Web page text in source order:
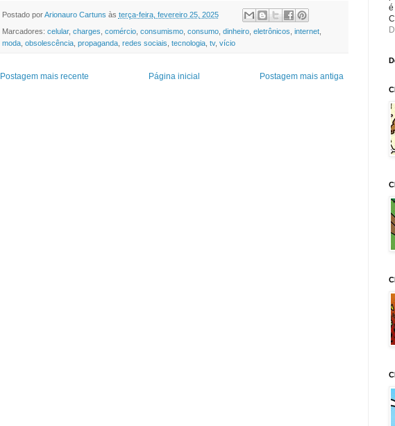
Postado porArionauro Cartuns às terça-feira, fevereiro 25, 2025
Marcadores: celular, charges comércio, consumismo, consumo, dinheiro, eletrônicos internet,
moda, obsolescência, propaganda, redes sociais tecnologia, tv, vício
Postagem mais recente Postagem mais antiga
Página inicial
é